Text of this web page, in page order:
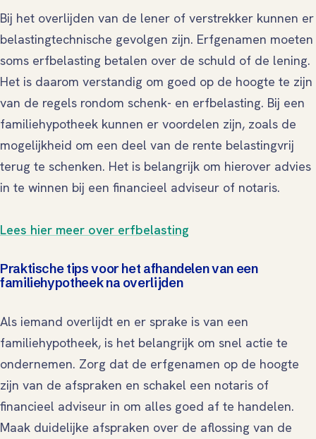
Bij het overlijden van de lener of verstrekker kunnen er
belastingtechnische gevolgen zijn. Erfgenamen moeten
soms erfbelasting betalen over de schuld of de lening.
Het is daarom verstandig om goed op de hoogte te zijn
van de regels rondom schenk- en erfbelasting. Bij een
familiehypotheek kunnen er voordelen zijn, zoals de
mogelijkheid om een deel van de rente belastingvrij
terug te schenken. Het is belangrijk om hierover advies
in te winnen bij een financieel adviseur of notaris.
Lees hier meer over erfbelasting
Praktische tips voor het afhandelen van een
familiehypotheek na overlijden
Als iemand overlijdt en er sprake is van een
familiehypotheek, is het belangrijk om snel actie te
ondernemen. Zorg dat de erfgenamen op de hoogte
zijn van de afspraken en schakel een notaris of
financieel adviseur in om alles goed af te handelen.
Maak duidelijke afspraken over de aflossing van de